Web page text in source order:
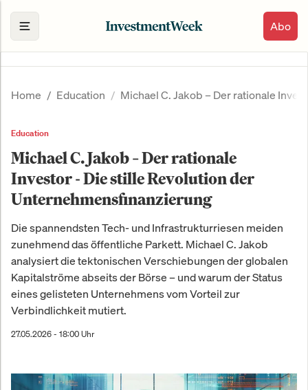
Abo
Home Education Michael C. Jakob – Der rationale
Education
Michael C. Jakob – Der rationale
Investor - Die stille Revolution der
Unternehmensfinanzierung
Die spannendsten Tech- und Infrastrukturriesen meiden
zunehmend das öffentliche Parkett. Michael C. Jakob
analysiert die tektonischen Verschiebungen der globalen
Kapitalströme abseits der Börse – und warum der Status
eines gelisteten Unternehmens vom Vorteil zur
Verbindlichkeit mutiert.
27.05.2026 - 18:00 Uhr